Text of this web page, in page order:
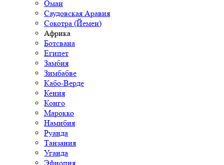
Оман
Саудовская Аравия
Сокотра (Йемен)
Африка
Ботсвана
Египет
Замбия
Зимбабве
Кабо-Верде
Кения
Конго
Марокко
Намибия
Руанда
Танзания
Уганда
Эфиопия